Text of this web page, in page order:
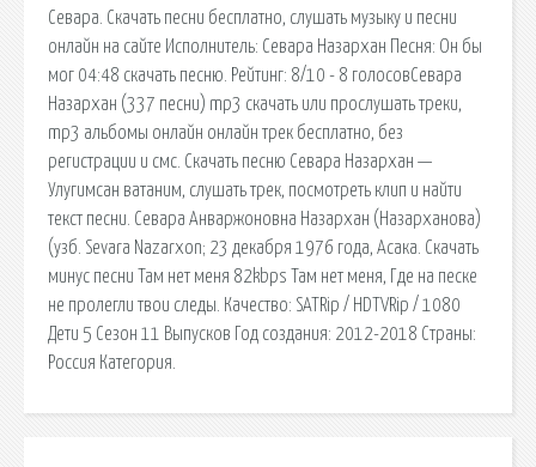
Севара. Скачать песни бесплатно, слушать музыку и песни
онлайн на сайте Исполнитель: Севара Назархан Песня: Он бы
мог 04:48 скачать песню. Рейтинг: 8/10 - 8 голосовСевара
Назархан (337 песни) mp3 скачать или прослушать треки,
mp3 альбомы онлайн онлайн трек бесплатно, без
регистрации и смс. Скачать песню Севара Назархан —
Улугимсан ватаним, слушать трек, посмотреть клип и найти
текст песни. Севара Анваржоновна Назархан (Назарханова)
(узб. Sevara Nazarxon; 23 декабря 1976 года, Асака. Скачать
минус песни Там нет меня 82kbps Там нет меня, Где на песке
не пролегли твои следы. Качество: SATRip / HDTVRip / 1080
Дети 5 Сезон 11 Выпусков Год создания: 2012-2018 Страны:
Россия Категория.